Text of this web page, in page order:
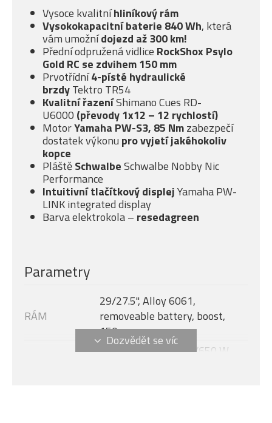
Vysoce kvalitníhliníkový rám
Vysokokapacitní baterie 840 Wh, která
vám umožnídojezd až 300 km!
Přední odpružená vidlice RockShox Psylo
Gold RC se zdvihem 150 mm
Prvotřídní4-písté hydraulické
brzdyTektro TR54
Kvalitní řazeníShimano Cues RD-
U6000 (převody 1x12 – 12 rychlostí)
MotorYamaha PW-S3, 85 Nmzabezpečí
dostatek výkonu pro vyjetí jakéhokoliv
kopce
PláštěSchwalbeSchwalbe Nobby Nic
Performance
Intuitivní tlačítkový displejYamaha PW-
LINK integrated display
Barva elektrokola – resedagreen
Parametry
RÁM
29/27.5", Alloy 6061,
removeable battery, boost,
150 mm
Yamaha PW-S3, 250/650 W,